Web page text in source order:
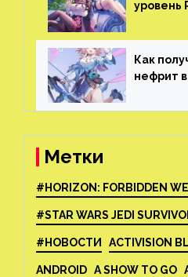
уровень
Как
нефрит
Метки
#HORIZON: FORBIDDEN
#STAR WARS JEDI
#НОВОСТИ ACTIVISION
ANDROID A SHOW TO GO